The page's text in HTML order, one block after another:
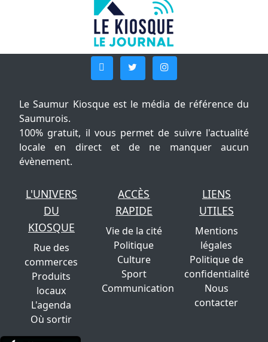
Le Saumur Kiosque est le média de référence du
Saumurois.
100% gratuit, il vous permet de suivre l'actualité
locale en direct et de ne manquer aucun
évènement.
L'UNIVERS
DU
KIOSQUE
Rue des
commerces
Produits
locaux
L'agenda
Où sortir
ACCÈS
RAPIDE
Vie de la cité
Politique
Culture
Sport
Communication
LIENS
UTILES
Mentions
légales
Politique de
confidentialité
Nous
contacter